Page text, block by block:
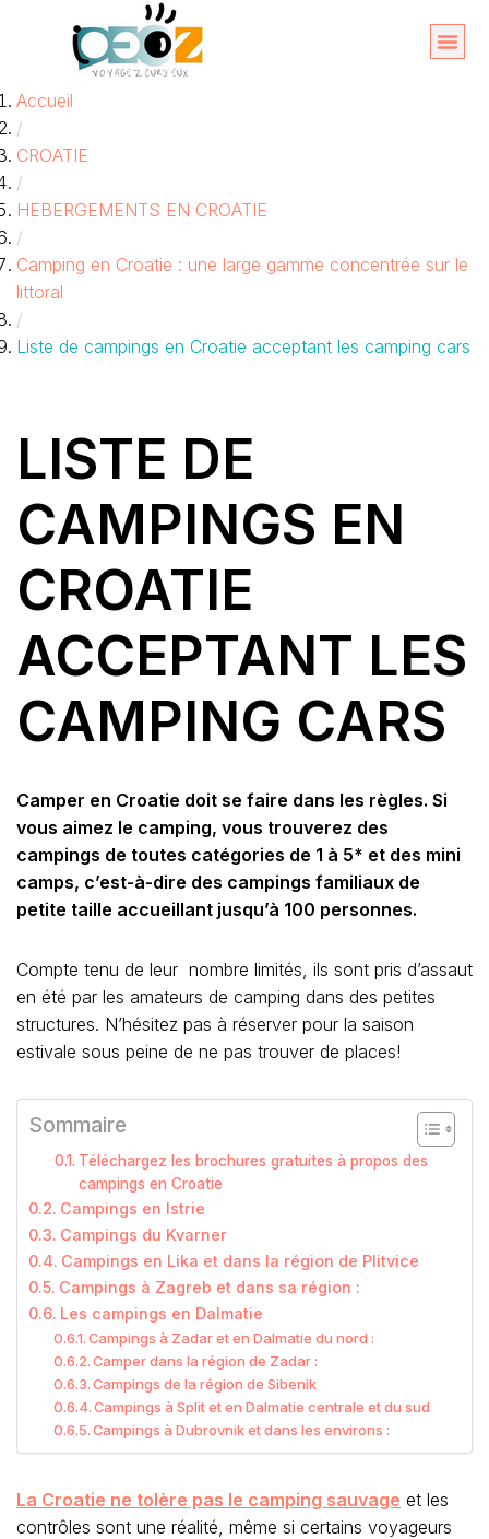
contenu
Accueil
/
CROATIE
/
HEBERGEMENTS EN CROATIE
/
Camping en Croatie : une large gamme concentrée sur le
littoral
/
Liste de campings en Croatie acceptant les camping cars
LISTE DE
CAMPINGS EN
CROATIE
ACCEPTANT LES
CAMPING CARS
Camper en Croatie doit se faire dans les règles. Si
vous aimez le camping, vous trouverez des
campings de toutes catégories de 1 à 5* et des mini
camps, c’est-à-dire des campings familiaux de
petite taille accueillant jusqu’à 100 personnes.
Compte tenu de leur nombre limités, ils sont pris d’assaut
en été par les amateurs de camping dans des petites
structures. N’hésitez pas à réserver pour la saison
estivale sous peine de ne pas trouver de places!
Sommaire
Téléchargez les brochures gratuites à propos des
campings en Croatie
Campings en Istrie
Campings du Kvarner
Campings en Lika et dans la région de Plitvice
Campings à Zagreb et dans sa région :
Les campings en Dalmatie
Campings à Zadar et en Dalmatie du nord :
Camper dans la région de Zadar :
Campings de la région de Sibenik
Campings à Split et en Dalmatie centrale et du sud
Campings à Dubrovnik et dans les environs :
La Croatie ne tolère pas le camping sauvage et les
contrôles sont une réalité, même si certains voyageurs